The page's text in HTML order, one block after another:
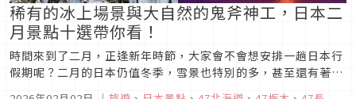
稀有的冰上場景與大自然的鬼斧神工，日本二
月景點十選帶你看！
時間來到了二月，正逢新年時節，大家會不會想安排一趟日本行
假期呢？二月的日本仍值冬季，雪景也特別的多，甚至還有著極